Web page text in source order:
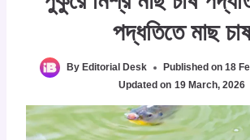
পদ্ধতিতে মাছ চাষ
By Editorial Desk Published on 18
Updated on 19 March, 2026